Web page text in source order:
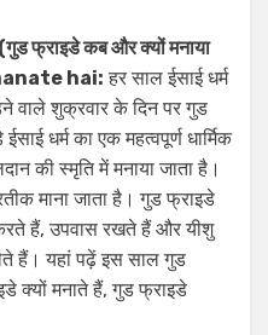
कब और क्यों मनाया
hai: हर साल ईसाई धर्म
वाले शुक्रवार के दिन पर गुड
धर्म का एक महत्वपूर्ण धार्मिक
की स्मृति में मनाया जाता है।
माना जाता है। गुड फ्राइडे
हैं, उपवास रखते हैं और यीशु
हैं। यहां पढ़ें इस साल गुड
क्यों मनाते हैं, गुड फ्राइडे